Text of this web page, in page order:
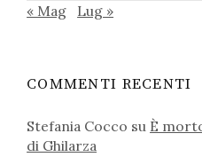
« Mag Lug »
COMMENTI RECENTI
Stefania Cocco su È
di Ghilarza